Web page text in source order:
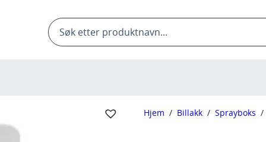
Products
search
Hjem / Billakk / Sprayboks /